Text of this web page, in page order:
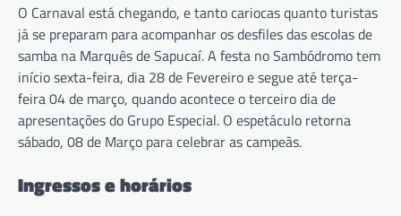
O Carnaval está chegando, e tanto cariocas quanto turistas
já se preparam para acompanhar os desfiles das escolas de
samba na Marquês de Sapucaí. A festa no Sambódromo tem
início sexta-feira, dia 28 de Fevereiro e segue até terça-
feira 04 de março, quando acontece o terceiro dia de
apresentações do Grupo Especial. O espetáculo retorna
sábado, 08 de Março para celebrar as campeãs.
Ingressos e horários